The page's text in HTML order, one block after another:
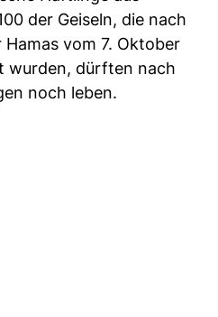
der Geiseln, die nach
vom 7. Oktober
wurden, dürften nach
noch leben.